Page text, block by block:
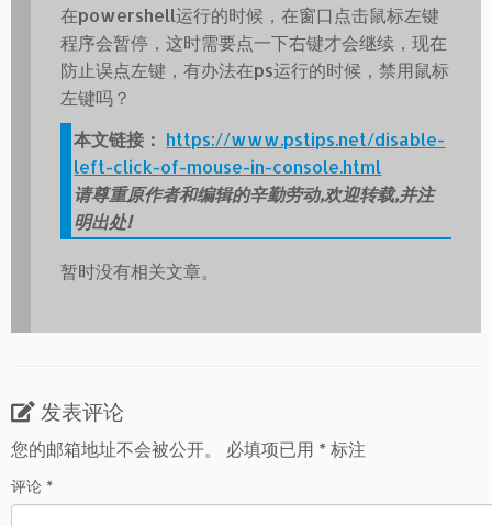
在powershell运行的时候，在窗口点击鼠标左键
程序会暂停，这时需要点一下右键才会继续，现在
防止误点左键，有办法在ps运行的时候，禁用鼠标
左键吗？
本文链接： https://www.pstips.net/disable-
left-click-of-mouse-in-console.html
请尊重原作者和编辑的辛勤劳动,欢迎转载,并注
明出处!
暂时没有相关文章。
发表评论
您的邮箱地址不会被公开。
必填项已用 *标注
评论 *